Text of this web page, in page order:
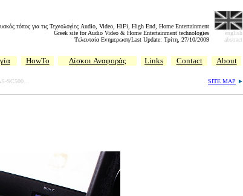
τόπος για τις Τεχνολογίες Audio, Video, HiFi, High End, Home Entertainment
Greek site for Audio Video & Home Entertainment technologies
Tελευταία Ενημερωση/Last Update: Τρίτη, 27/10/2009
english
abstract
HowTo Δίσκοι Αναφοράς Links Contact About
SC500... SITE MAP ►